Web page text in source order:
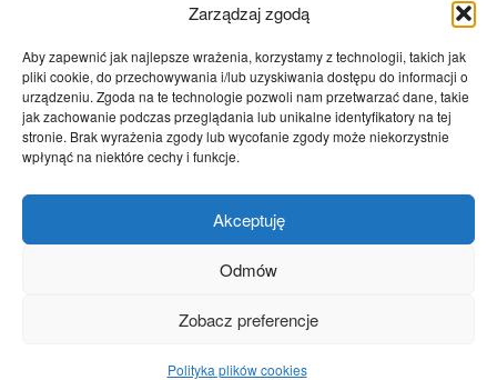
Zarządzaj zgodą
Aby zapewnić jak najlepsze wrażenia, korzystamy z technologii, takich jak
pliki cookie, do przechowywania i/lub uzyskiwania dostępu do informacji o
urządzeniu. Zgoda na te technologie pozwoli nam przetwarzać dane, takie
jak zachowanie podczas przeglądania lub unikalne identyfikatory na tej
stronie. Brak wyrażenia zgody lub wycofanie zgody może niekorzystnie
wpłynąć na niektóre cechy i funkcje.
Akceptuję
Odmów
Zobacz preferencje
Polityka plików cookies
Temat dnia
4601
Publicystyka
4363
Polityka
3639
Polska
Społeczeństwo
2823